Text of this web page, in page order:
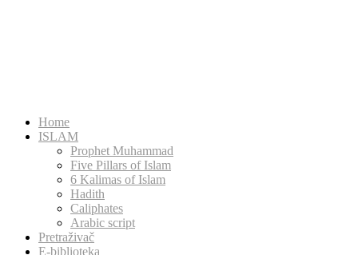
Home
ISLAM
Prophet Muhammad
Five Pillars of Islam
6 Kalimas of Islam
Hadith
Caliphates
Arabic script
Pretraživač
E-biblioteka